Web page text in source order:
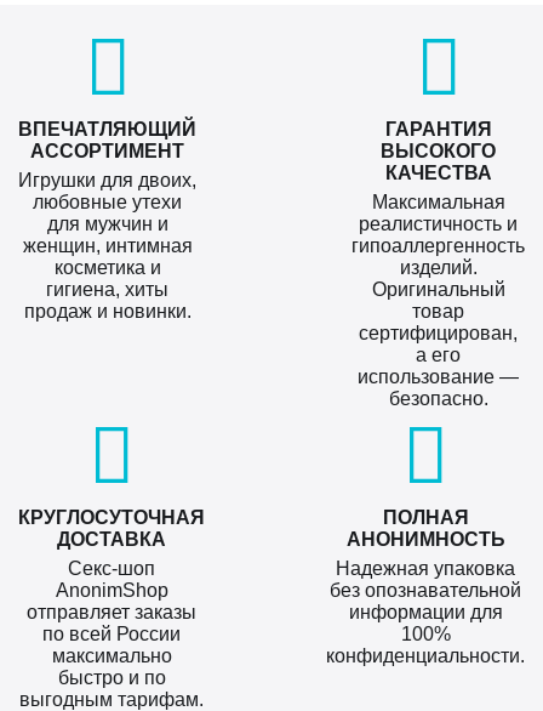
ВПЕЧАТЛЯЮЩИЙ
АССОРТИМЕНТ
Игрушки для двоих,
любовные утехи
для мужчин и
женщин, интимная
косметика и
гигиена, хиты
продаж и новинки.
ГАРАНТИЯ
ВЫСОКОГО
КАЧЕСТВА
Максимальная
реалистичность и
гипоаллергенность
изделий.
Оригинальный
товар
сертифицирован,
а его
использование —
безопасно.
КРУГЛОСУТОЧНАЯ
ДОСТАВКА
Секс-шоп
AnonimShop
отправляет заказы
по всей России
максимально
быстро и по
выгодным тарифам.
ПОЛНАЯ
АНОНИМНОСТЬ
Надежная упаковка
без опознавательной
информации для
100%
конфиденциальности.